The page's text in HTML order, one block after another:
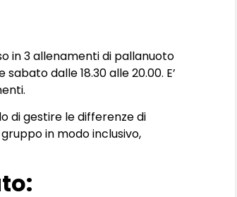
in 3 allenamenti di pallanuoto
dalle 18.30 alle 20.00. E’
di gestire le differenze di
in modo inclusivo,